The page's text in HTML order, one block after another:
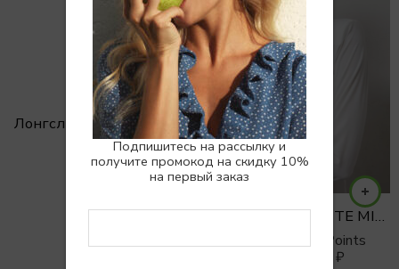
Подпишитесь на рассылку и
получите промокод на скидку 10%
на первый заказ
Лонгслив SLIM VINTAGE
ВОДОЛАЗКА WHITE MIST
Earn 0 Reward Points
₽